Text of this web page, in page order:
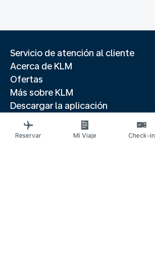
Servicio de atención al cliente
Acerca de KLM
Ofertas
Más sobre KLM
Descargar la aplicación
Páginas web relacionadas
Paises populares
Reservar Mi Viaje Check-in